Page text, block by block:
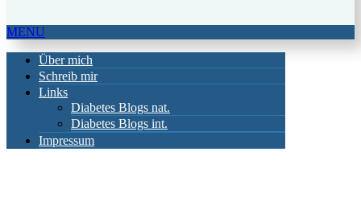
MENU
Über mich
Schreib mir
Links
Diabetes Blogs nat.
Diabetes Blogs int.
Impressum